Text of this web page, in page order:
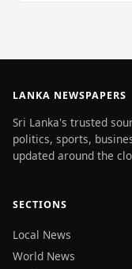
LANKA NEWSPAPERS
Sri Lanka's trusted
politics, sports,
updated around the
SECTIONS
Local News
World News